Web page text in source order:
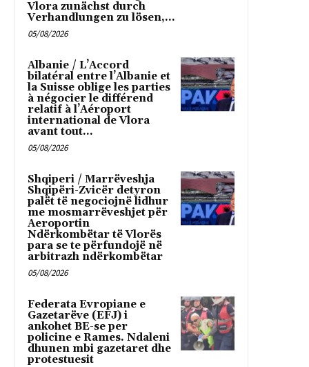
Vlora zunächst durch
Verhandlungen zu lösen,...
05/08/2026
Albanie / L’Accord
bilatéral entre l’Albanie et
la Suisse oblige les parties
à négocier le différend
relatif à l’Aéroport
international de Vlora
avant tout...
05/08/2026
Shqiperi / Marrëveshja
Shqipëri-Zvicër detyron
palët të negociojnë lidhur
me mosmarrëveshjet për
Aeroportin
Ndërkombëtar të Vlorës
para se te përfundojë në
arbitrazh ndërkombëtar
05/08/2026
Federata Evropiane e
Gazetarëve (EFJ) i
ankohet BE-se per
policine e Rames. Ndaleni
dhunen mbi gazetaret dhe
protestuesit